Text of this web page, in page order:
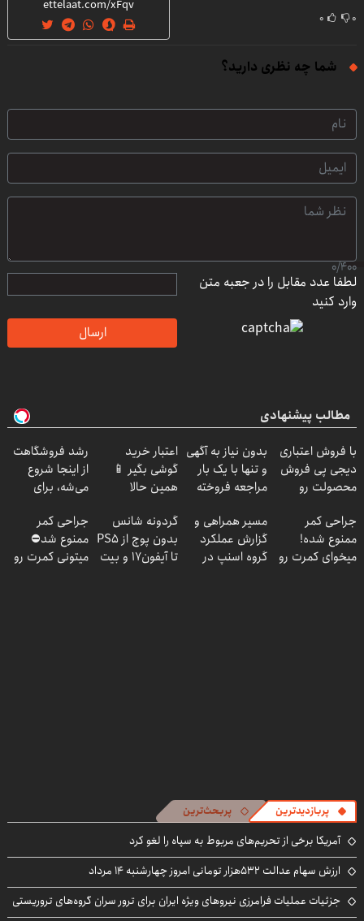
۰ ۰
شما چه نظری دارید؟
0/400
لطفا عدد مقابل را در جعبه متن
وارد کنید
ارسال
مطالب پیشنهادی
با فروش اعتباری
دیجی پی فروش
محصولت رو
بدون نیاز به آگهی
و تنها با یک بار
مراجعه فروخته
اعتبار خرید
گوشی بگیر 📱
همین حالا
بده 🎯
رشد فروشگاهت
از اینجا شروع
می‌شه، برای
آماده‌ای؟
جراحی کمر
ممنوع شده!
میخوای کمرت رو
مسیر همراهی و
گزارش عملکرد
گروه اسنپ در
گردونه شانس
بدون پوچ از PS5
تا آیفون17 و بیت
جراحی کمر
ممنوع شد⛔
میتونی کمرت رو
پربازدیدترین پربحث‌ترین
آمریکا برخی از تحریم‌های مربوط به سپاه را لغو کرد
ارزش سهام عدالت ۵۳۲هزار تومانی امروز چهارشنبه ۱۴ مرداد
جزئیات عملیات فرامرزی نیروهای ویژه ایران برای ترور سران گروه‌های تروریستی